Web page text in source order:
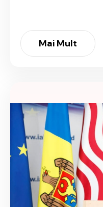
Mai Mult